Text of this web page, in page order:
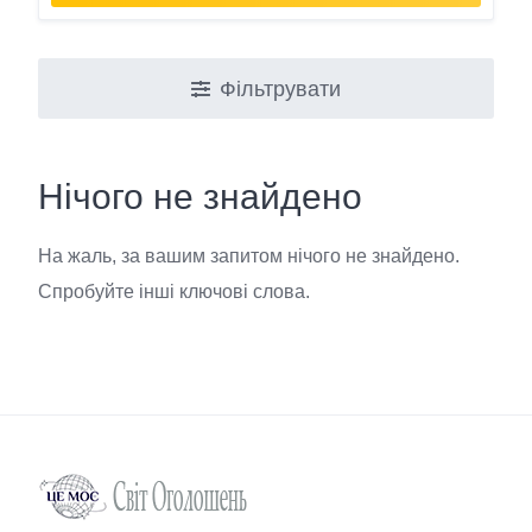
Фільтрувати
Нічого не знайдено
На жаль, за вашим запитом нічого не знайдено.
Спробуйте інші ключові слова.